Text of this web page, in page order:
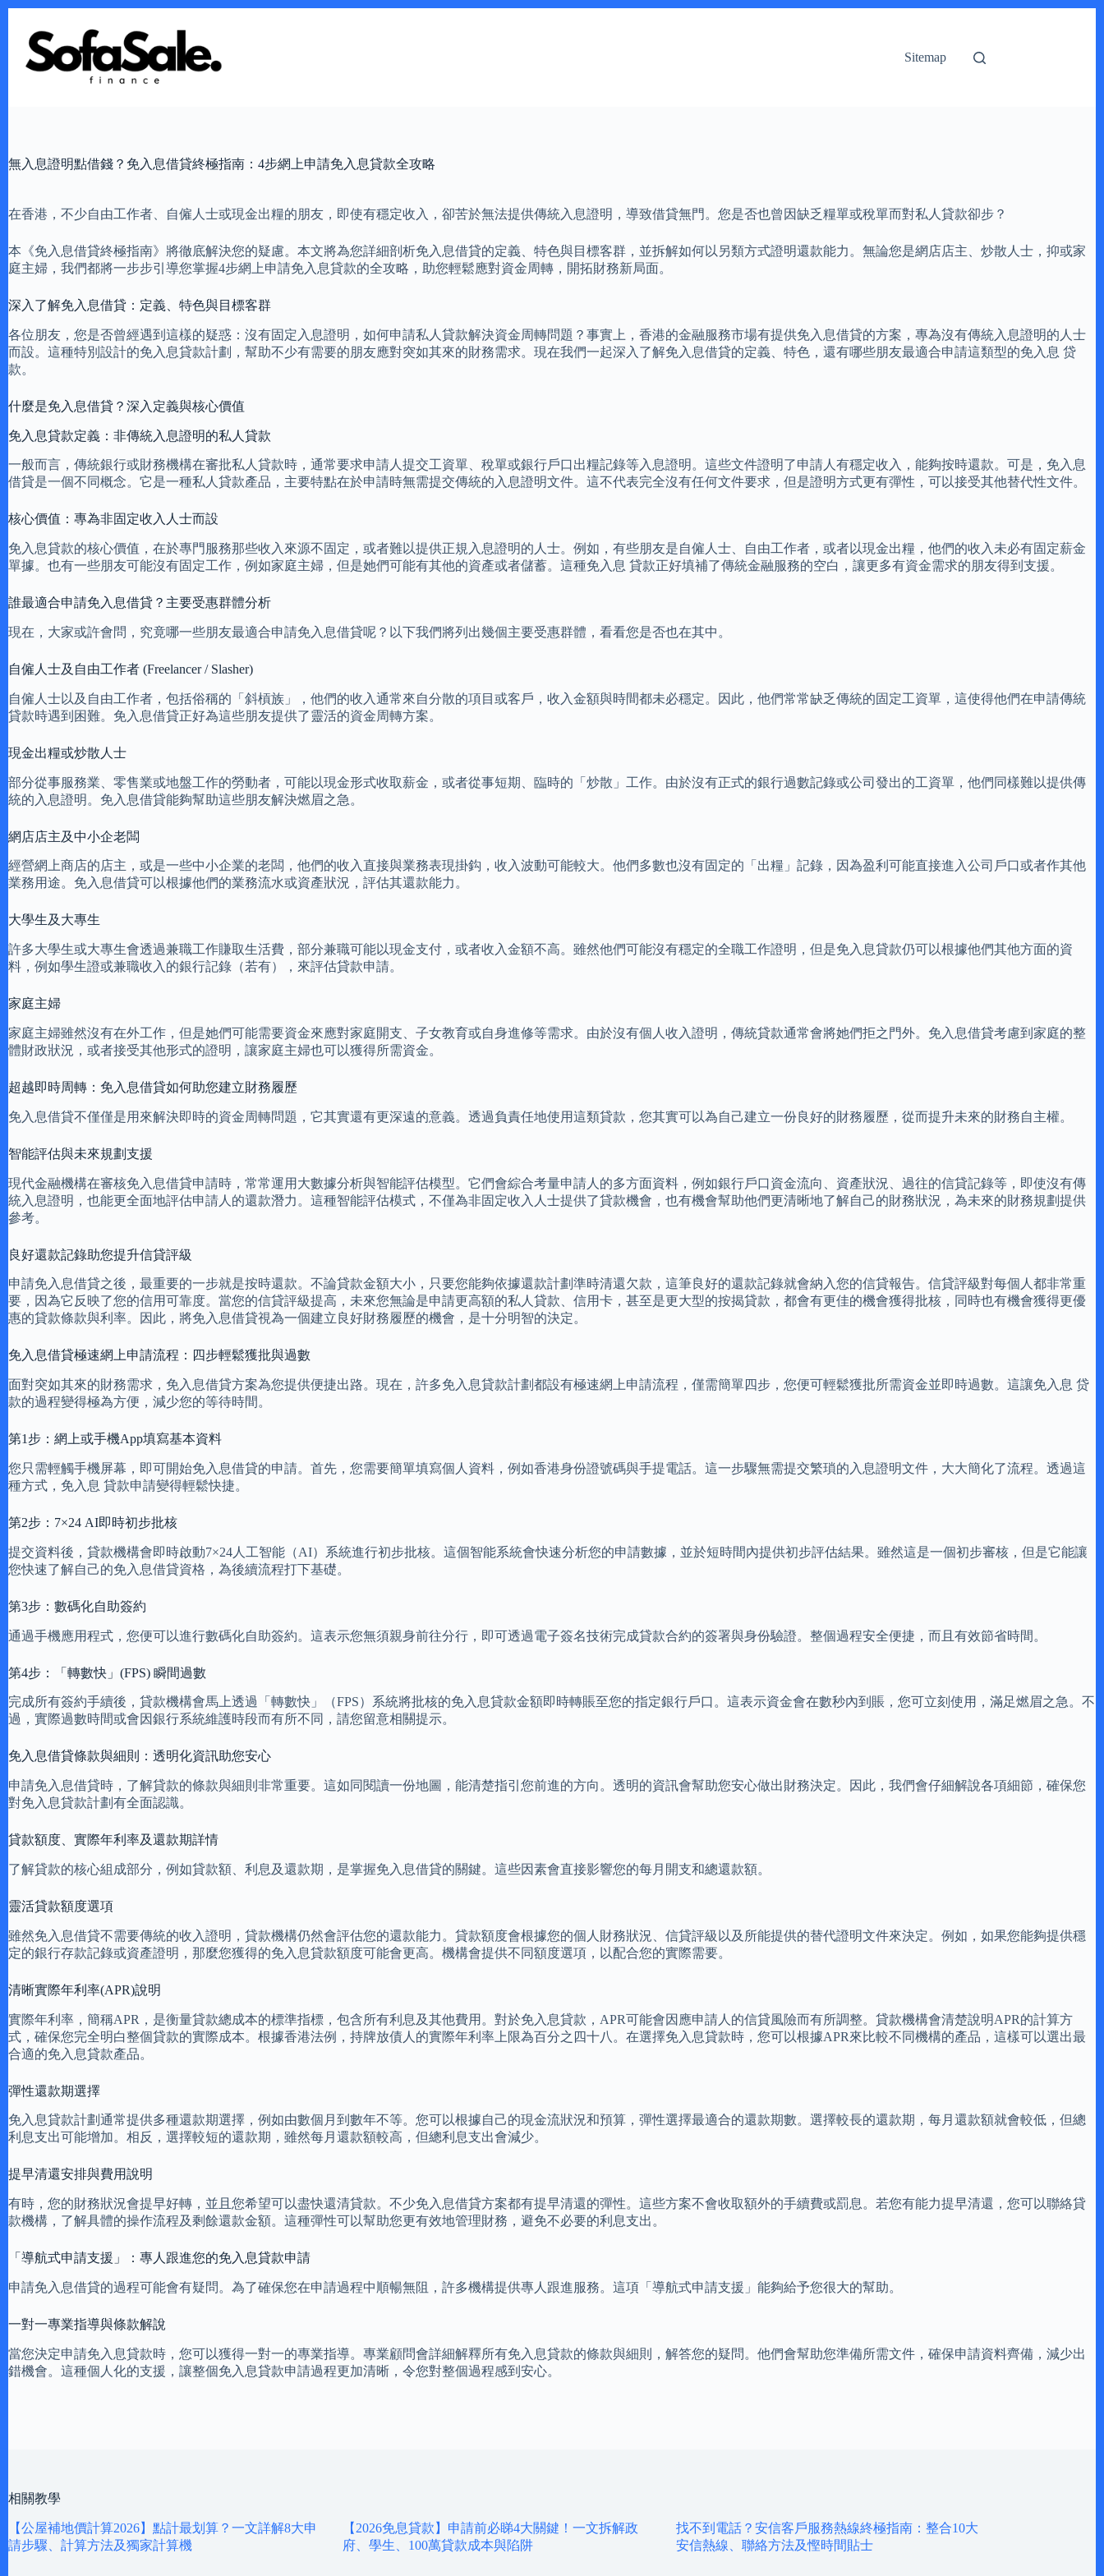
content
Sitemap
無入息證明點借錢？免入息借貸終極指南：4步網上申請免入息貸款全攻略
在香港，不少自由工作者、自僱人士或現金出糧的朋友，即使有穩定收入，卻苦於無法提供傳統入息證明，導致借貸無門。您是否也曾因缺乏糧單或稅單而對私人貸款卻步？
本《免入息借貸終極指南》將徹底解決您的疑慮。本文將為您詳細剖析免入息借貸的定義、特色與目標客群，並拆解如何以另類方式證明還款能力。無論您是網店店主、炒散人士，抑或家
庭主婦，我們都將一步步引導您掌握4步網上申請免入息貸款的全攻略，助您輕鬆應對資金周轉，開拓財務新局面。
深入了解免入息借貸：定義、特色與目標客群
各位朋友，您是否曾經遇到這樣的疑惑：沒有固定入息證明，如何申請私人貸款解決資金周轉問題？事實上，香港的金融服務市場有提供免入息借貸的方案，專為沒有傳統入息證明的人士
而設。這種特別設計的免入息貸款計劃，幫助不少有需要的朋友應對突如其來的財務需求。現在我們一起深入了解免入息借貸的定義、特色，還有哪些朋友最適合申請這類型的免入息 贷
款。
什麼是免入息借貸？深入定義與核心價值
免入息貸款定義：非傳統入息證明的私人貸款
一般而言，傳統銀行或財務機構在審批私人貸款時，通常要求申請人提交工資單、稅單或銀行戶口出糧記錄等入息證明。這些文件證明了申請人有穩定收入，能夠按時還款。可是，免入息
借貸是一個不同概念。它是一種私人貸款產品，主要特點在於申請時無需提交傳統的入息證明文件。這不代表完全沒有任何文件要求，但是證明方式更有彈性，可以接受其他替代性文件。
核心價值：專為非固定收入人士而設
免入息貸款的核心價值，在於專門服務那些收入來源不固定，或者難以提供正規入息證明的人士。例如，有些朋友是自僱人士、自由工作者，或者以現金出糧，他們的收入未必有固定薪金
單據。也有一些朋友可能沒有固定工作，例如家庭主婦，但是她們可能有其他的資產或者儲蓄。這種免入息 貸款正好填補了傳統金融服務的空白，讓更多有資金需求的朋友得到支援。
誰最適合申請免入息借貸？主要受惠群體分析
現在，大家或許會問，究竟哪一些朋友最適合申請免入息借貸呢？以下我們將列出幾個主要受惠群體，看看您是否也在其中。
自僱人士及自由工作者 (Freelancer / Slasher)
自僱人士以及自由工作者，包括俗稱的「斜槓族」，他們的收入通常來自分散的項目或客戶，收入金額與時間都未必穩定。因此，他們常常缺乏傳統的固定工資單，這使得他們在申請傳統
貸款時遇到困難。免入息借貸正好為這些朋友提供了靈活的資金周轉方案。
現金出糧或炒散人士
部分從事服務業、零售業或地盤工作的勞動者，可能以現金形式收取薪金，或者從事短期、臨時的「炒散」工作。由於沒有正式的銀行過數記錄或公司發出的工資單，他們同樣難以提供傳
統的入息證明。免入息借貸能夠幫助這些朋友解決燃眉之急。
網店店主及中小企老闆
經營網上商店的店主，或是一些中小企業的老闆，他們的收入直接與業務表現掛鈎，收入波動可能較大。他們多數也沒有固定的「出糧」記錄，因為盈利可能直接進入公司戶口或者作其他
業務用途。免入息借貸可以根據他們的業務流水或資產狀況，評估其還款能力。
大學生及大專生
許多大學生或大專生會透過兼職工作賺取生活費，部分兼職可能以現金支付，或者收入金額不高。雖然他們可能沒有穩定的全職工作證明，但是免入息貸款仍可以根據他們其他方面的資
料，例如學生證或兼職收入的銀行記錄（若有），來評估貸款申請。
家庭主婦
家庭主婦雖然沒有在外工作，但是她們可能需要資金來應對家庭開支、子女教育或自身進修等需求。由於沒有個人收入證明，傳統貸款通常會將她們拒之門外。免入息借貸考慮到家庭的整
體財政狀況，或者接受其他形式的證明，讓家庭主婦也可以獲得所需資金。
超越即時周轉：免入息借貸如何助您建立財務履歷
免入息借貸不僅僅是用來解決即時的資金周轉問題，它其實還有更深遠的意義。透過負責任地使用這類貸款，您其實可以為自己建立一份良好的財務履歷，從而提升未來的財務自主權。
智能評估與未來規劃支援
現代金融機構在審核免入息借貸申請時，常常運用大數據分析與智能評估模型。它們會綜合考量申請人的多方面資料，例如銀行戶口資金流向、資產狀況、過往的信貸記錄等，即使沒有傳
統入息證明，也能更全面地評估申請人的還款潛力。這種智能評估模式，不僅為非固定收入人士提供了貸款機會，也有機會幫助他們更清晰地了解自己的財務狀況，為未來的財務規劃提供
參考。
良好還款記錄助您提升信貸評級
申請免入息借貸之後，最重要的一步就是按時還款。不論貸款金額大小，只要您能夠依據還款計劃準時清還欠款，這筆良好的還款記錄就會納入您的信貸報告。信貸評級對每個人都非常重
要，因為它反映了您的信用可靠度。當您的信貸評級提高，未來您無論是申請更高額的私人貸款、信用卡，甚至是更大型的按揭貸款，都會有更佳的機會獲得批核，同時也有機會獲得更優
惠的貸款條款與利率。因此，將免入息借貸視為一個建立良好財務履歷的機會，是十分明智的決定。
免入息借貸極速網上申請流程：四步輕鬆獲批與過數
面對突如其來的財務需求，免入息借貸方案為您提供便捷出路。現在，許多免入息貸款計劃都設有極速網上申請流程，僅需簡單四步，您便可輕鬆獲批所需資金並即時過數。這讓免入息 贷
款的過程變得極為方便，減少您的等待時間。
第1步：網上或手機App填寫基本資料
您只需輕觸手機屏幕，即可開始免入息借貸的申請。首先，您需要簡單填寫個人資料，例如香港身份證號碼與手提電話。這一步驟無需提交繁瑣的入息證明文件，大大簡化了流程。透過這
種方式，免入息 貸款申請變得輕鬆快捷。
第2步：7×24 AI即時初步批核
提交資料後，貸款機構會即時啟動7×24人工智能（AI）系統進行初步批核。這個智能系統會快速分析您的申請數據，並於短時間內提供初步評估結果。雖然這是一個初步審核，但是它能讓
您快速了解自己的免入息借貸資格，為後續流程打下基礎。
第3步：數碼化自助簽約
通過手機應用程式，您便可以進行數碼化自助簽約。這表示您無須親身前往分行，即可透過電子簽名技術完成貸款合約的簽署與身份驗證。整個過程安全便捷，而且有效節省時間。
第4步：「轉數快」(FPS) 瞬間過數
完成所有簽約手續後，貸款機構會馬上透過「轉數快」（FPS）系統將批核的免入息貸款金額即時轉賬至您的指定銀行戶口。這表示資金會在數秒內到賬，您可立刻使用，滿足燃眉之急。不
過，實際過數時間或會因銀行系統維護時段而有所不同，請您留意相關提示。
免入息借貸條款與細則：透明化資訊助您安心
申請免入息借貸時，了解貸款的條款與細則非常重要。這如同閱讀一份地圖，能清楚指引您前進的方向。透明的資訊會幫助您安心做出財務決定。因此，我們會仔細解說各項細節，確保您
對免入息貸款計劃有全面認識。
貸款額度、實際年利率及還款期詳情
了解貸款的核心組成部分，例如貸款額、利息及還款期，是掌握免入息借貸的關鍵。這些因素會直接影響您的每月開支和總還款額。
靈活貸款額度選項
雖然免入息借貸不需要傳統的收入證明，貸款機構仍然會評估您的還款能力。貸款額度會根據您的個人財務狀況、信貸評級以及所能提供的替代證明文件來決定。例如，如果您能夠提供穩
定的銀行存款記錄或資產證明，那麼您獲得的免入息貸款額度可能會更高。機構會提供不同額度選項，以配合您的實際需要。
清晰實際年利率(APR)說明
實際年利率，簡稱APR，是衡量貸款總成本的標準指標，包含所有利息及其他費用。對於免入息貸款，APR可能會因應申請人的信貸風險而有所調整。貸款機構會清楚說明APR的計算方
式，確保您完全明白整個貸款的實際成本。根據香港法例，持牌放債人的實際年利率上限為百分之四十八。在選擇免入息貸款時，您可以根據APR來比較不同機構的產品，這樣可以選出最
合適的免入息貸款產品。
彈性還款期選擇
免入息貸款計劃通常提供多種還款期選擇，例如由數個月到數年不等。您可以根據自己的現金流狀況和預算，彈性選擇最適合的還款期數。選擇較長的還款期，每月還款額就會較低，但總
利息支出可能增加。相反，選擇較短的還款期，雖然每月還款額較高，但總利息支出會減少。
提早清還安排與費用說明
有時，您的財務狀況會提早好轉，並且您希望可以盡快還清貸款。不少免入息借貸方案都有提早清還的彈性。這些方案不會收取額外的手續費或罰息。若您有能力提早清還，您可以聯絡貸
款機構，了解具體的操作流程及剩餘還款金額。這種彈性可以幫助您更有效地管理財務，避免不必要的利息支出。
「導航式申請支援」：專人跟進您的免入息貸款申請
申請免入息借貸的過程可能會有疑問。為了確保您在申請過程中順暢無阻，許多機構提供專人跟進服務。這項「導航式申請支援」能夠給予您很大的幫助。
一對一專業指導與條款解說
當您決定申請免入息貸款時，您可以獲得一對一的專業指導。專業顧問會詳細解釋所有免入息貸款的條款與細則，解答您的疑問。他們會幫助您準備所需文件，確保申請資料齊備，減少出
錯機會。這種個人化的支援，讓整個免入息貸款申請過程更加清晰，令您對整個過程感到安心。
相關教學
【公屋補地價計算2026】點計最划算？一文詳解8大申
請步驟、計算方法及獨家計算機
【2026免息貸款】申請前必睇4大關鍵！一文拆解政
府、學生、100萬貸款成本與陷阱
找不到電話？安信客戶服務熱線終極指南：整合10大
安信熱線、聯絡方法及慳時間貼士